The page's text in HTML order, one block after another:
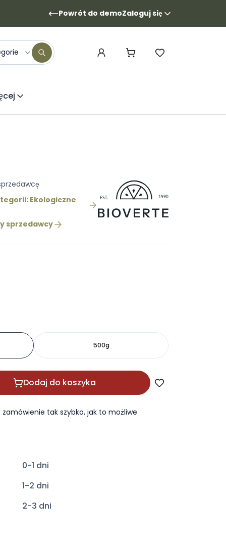
Powrót do demoZaloguj się
Ekologiczne
sprzedawcy
500g
Dodaj do koszyka
tak szybko, jak to możliwe
0-1 dni
1-2 dni
2-3 dni